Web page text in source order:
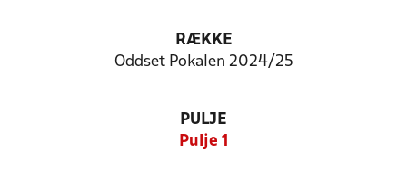
RÆKKE
Oddset Pokalen 2024/25
PULJE
Pulje 1